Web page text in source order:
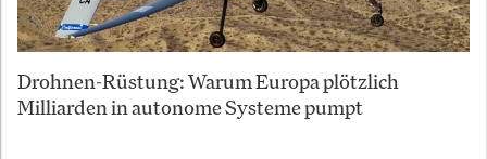
Drohnen-Rüstung: Warum Europa plötzlich
Milliarden in autonome Systeme pumpt